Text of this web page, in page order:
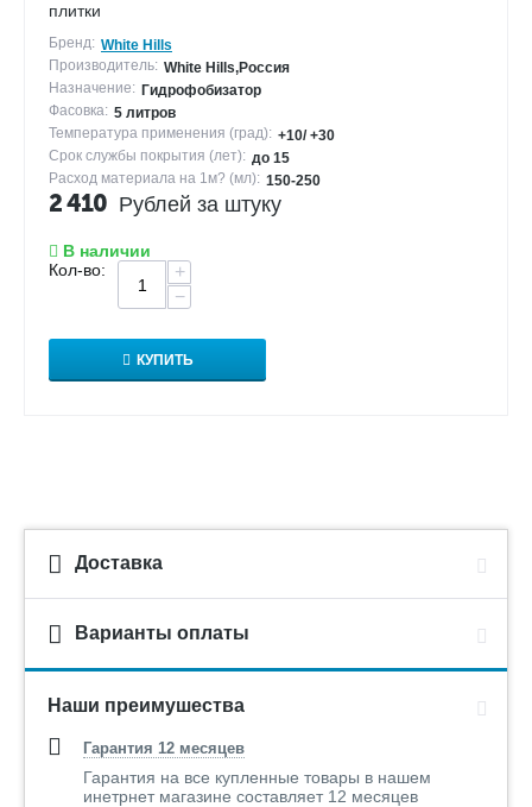
плитки
Бренд: White Hills
Производитель: White Hills,Россия
Назначение: Гидрофобизатор
Фасовка: 5 литров
Температура применения (град): +10/ +30
Срок службы покрытия (лет): до 15
Расход материала на 1м? (мл): 150-250
2 410 Рублей за штуку
В наличии
Кол-во:
+
−
КУПИТЬ
Доставка
Варианты оплаты
Наши преимушества
Гарантия 12 месяцев
Гарантия на все купленные товары в нашем
инетрнет магазине составляет 12 месяцев